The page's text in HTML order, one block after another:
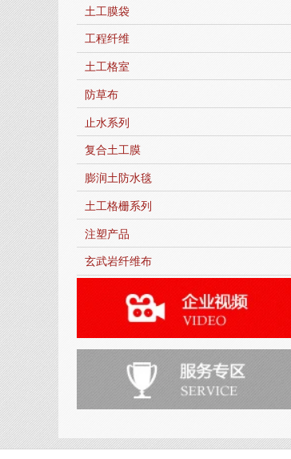
土工膜袋
工程纤维
土工格室
防草布
止水系列
复合土工膜
膨润土防水毯
土工格栅系列
注塑产品
玄武岩纤维布